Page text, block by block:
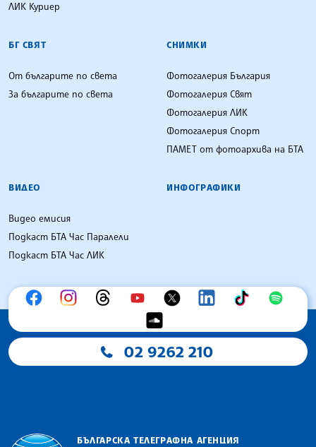
ЛИК Куриер
БГ СВЯТ
От българите по света
За българите по света
СНИМКИ
Фотогалерия България
Фотогалерия Свят
Фотогалерия ЛИК
Фотогалерия Спорт
ПАМЕТ от фотоархива на БТА
ВИДЕО
Видео емисия
Подкаст БТА Час Паралели
Подкаст БТА Час ЛИК
ИНФОГРАФИКИ
02 9262 210
БЪЛГАРСКА ТЕЛЕГРАФНА АГЕНЦИЯ